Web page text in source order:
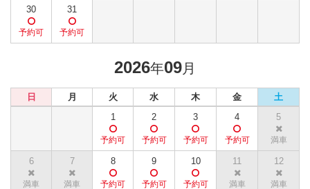
30 31
2026年09月
日 月 火 水 木 金
土
1
2 3 4 5
6 7 8 9 10 11 12